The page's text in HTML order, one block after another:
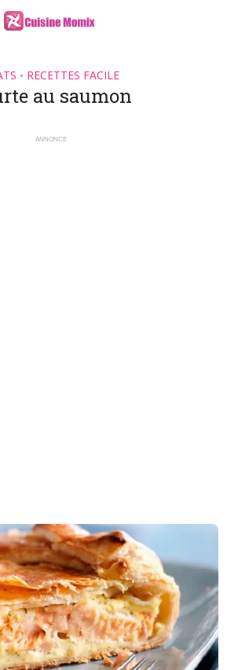
• RECETTES FACILE
au saumon
ANNONCE